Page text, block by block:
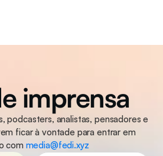
imprensa
podcasters, analistas, pensadores e
ficar à vontade para entrar em
com media@fedi.xyz